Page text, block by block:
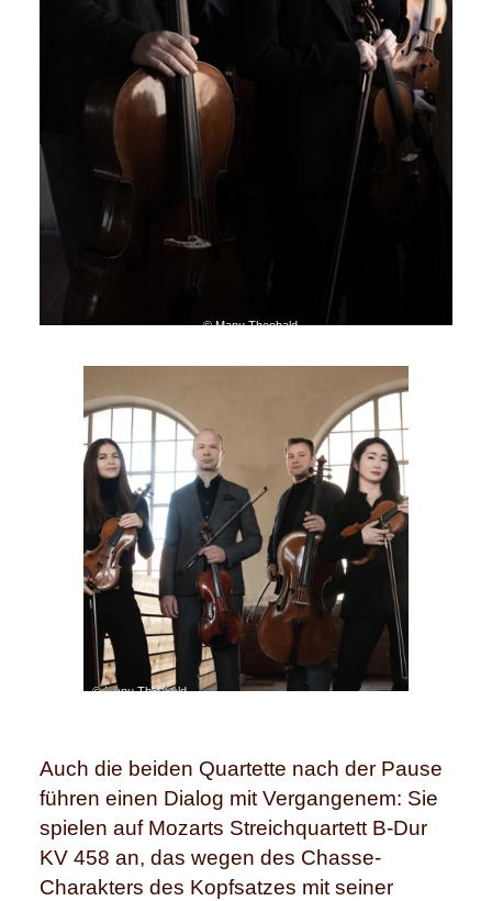
© Manu Theobald
© Manu Theobald
Auch die beiden Quartette nach der Pause
führen einen Dialog mit Vergangenem: Sie
spielen auf Mozarts Streichquartett B-Dur
KV 458 an, das wegen des Chasse-
Charakters des Kopfsatzes mit seiner